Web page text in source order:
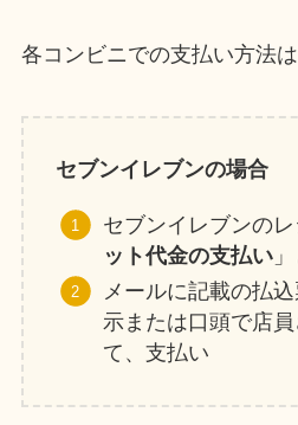
各コンビニでの支払い方法
セブンイレブンの場合
セブンイレブンのレ
ット代金の支払い
メールに記載の払
示または口頭で店
て、支払い